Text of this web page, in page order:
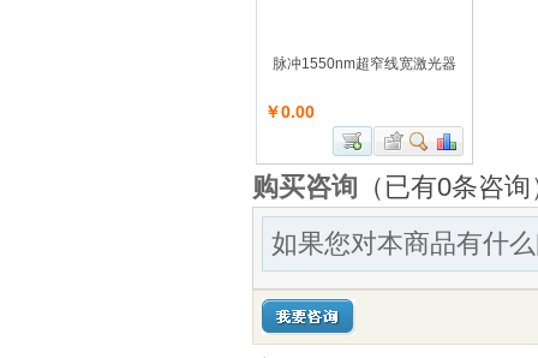
脉冲1550nm超窄线宽激光器
￥0.00
购买咨询 （已有0条咨
如果您对本商品有什